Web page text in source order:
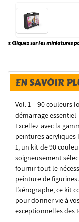
* Cliquez sur les miniatures
EN SAVOIR
Vol. 1 – 90 couleurs
démarrage essentiel
Excellez avec la
peintures acryliques
1, un kit de 90
soigneusement
fournir tout le
peinture de
l’aérographe, ce kit
pour donner vie à
exceptionnelles des